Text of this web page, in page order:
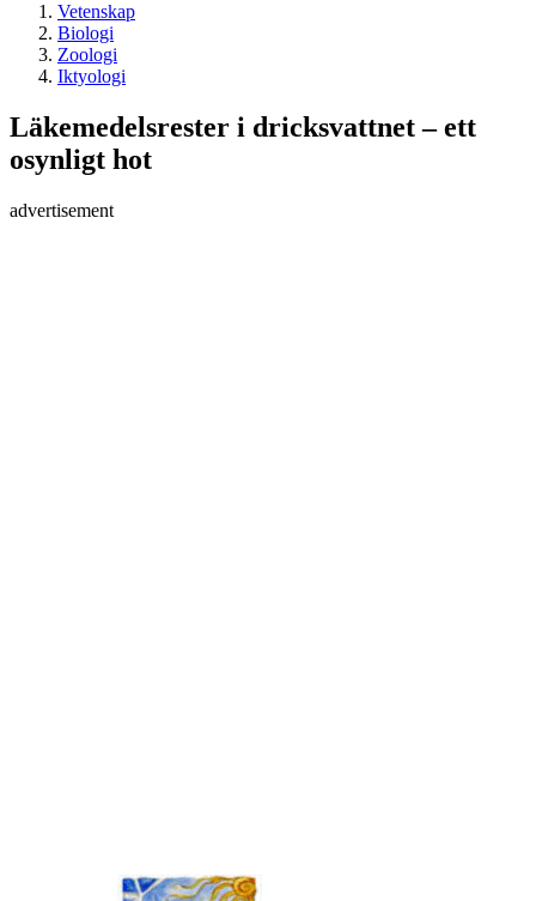
Vetenskap
Biologi
Zoologi
Iktyologi
Läkemedelsrester i dricksvattnet – ett
osynligt hot
advertisement